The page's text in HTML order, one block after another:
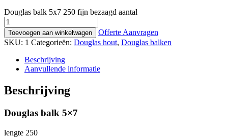
Douglas balk 5x7 250 fijn bezaagd aantal
Toevoegen aan winkelwagen
Offerte Aanvragen
SKU: 1 Categorieën: Douglas hout, Douglas balken
Beschrijving
Aanvullende informatie
Beschrijving
Douglas balk 5×7
lengte 250